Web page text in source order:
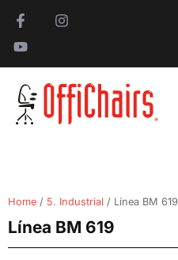
Home / 5. Industrial / Línea BM 619
Línea BM 619